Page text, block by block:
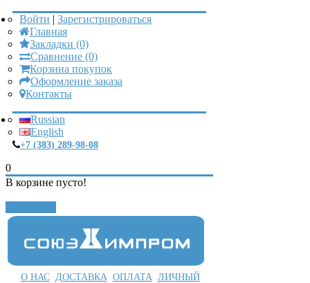
Войти | Зарегистрироваться
Главная
Закладки (0)
Сравнение (0)
Корзина покупок
Оформление заказа
Контакты
Russian
English
+7 (383) 289-98-08
0
В корзине пусто!
О НАС ДОСТАВКА ОПЛАТА ЛИЧНЫЙ